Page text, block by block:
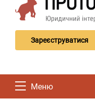
Зареєструватися
Меню